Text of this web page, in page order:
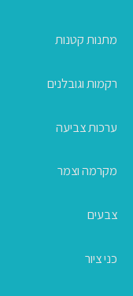
מתנות קטנות
רקמות וגובלנים
ערכות צביעה
מקרמה וצמר
צבעים
כני ציור